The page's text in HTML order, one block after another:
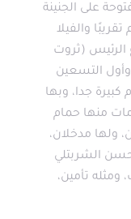
على الجنينة
على مدخل أدوار الفيلا، وأمامها أكبر جنينة داخلية 200م، ولها جنينة خارجية والمساحة 310م تقريبًا والفيلا
الرئيس (ثروت
التسعين
جدا، وبها
ثالثة داخلية 25م، وبها أربع حمامات منها حمام
كبيرة على الجنية 10م ، وأمامها أمن، ولها مدخلان،
جدا، ومسجد حسن الشربتلي
مسجد الشرطة، والإيجار شامل الجنينة 50ألف مصري ومن غيرها 45ألف، ومثله تأمين،